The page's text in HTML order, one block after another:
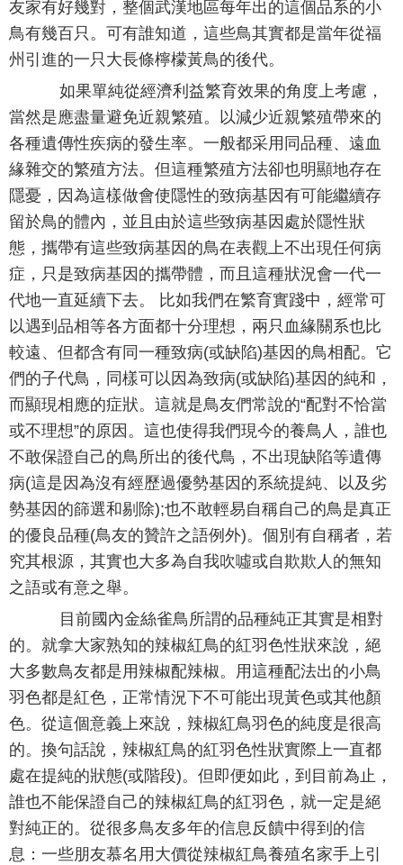
友家有好幾對，整個武漢地區每年出的這個品系的小
鳥有幾百只。可有誰知道，這些鳥其實都是當年從福
州引進的一只大長條檸檬黃鳥的後代。
如果單純從經濟利益繁育效果的角度上考慮，
當然是應盡量避免近親繁殖。以減少近親繁殖帶來的
各種遺傳性疾病的發生率。一般都采用同品種、遠血
緣雜交的繁殖方法。但這種繁殖方法卻也明顯地存在
隱憂，因為這樣做會使隱性的致病基因有可能繼續存
留於鳥的體內，並且由於這些致病基因處於隱性狀
態，攜帶有這些致病基因的鳥在表觀上不出現任何病
症，只是致病基因的攜帶體，而且這種狀況會一代一
代地一直延續下去。 比如我們在繁育實踐中，經常可
以遇到品相等各方面都十分理想，兩只血緣關系也比
較遠、但都含有同一種致病(或缺陷)基因的鳥相配。它
們的子代鳥，同樣可以因為致病(或缺陷)基因的純和，
而顯現相應的症狀。這就是鳥友們常說的“配對不恰當
或不理想”的原因。這也使得我們現今的養鳥人，誰也
不敢保證自己的鳥所出的後代鳥，不出現缺陷等遺傳
病(這是因為沒有經歷過優勢基因的系統提純、以及劣
勢基因的篩選和剔除);也不敢輕易自稱自己的鳥是真正
的優良品種(鳥友的贊許之語例外)。個別有自稱者，若
究其根源，其實也大多為自我吹噓或自欺欺人的無知
之語或有意之舉。
目前國內金絲雀鳥所謂的品種純正其實是相對
的。就拿大家熟知的辣椒紅鳥的紅羽色性狀來說，絕
大多數鳥友都是用辣椒配辣椒。用這種配法出的小鳥
羽色都是紅色，正常情況下不可能出現黃色或其他顏
色。從這個意義上來說，辣椒紅鳥羽色的純度是很高
的。換句話說，辣椒紅鳥的紅羽色性狀實際上一直都
處在提純的狀態(或階段)。但即便如此，到目前為止，
誰也不能保證自己的辣椒紅鳥的紅羽色，就一定是絕
對純正的。從很多鳥友多年的信息反饋中得到的信
息：一些朋友慕名用大價從辣椒紅鳥養殖名家手上引